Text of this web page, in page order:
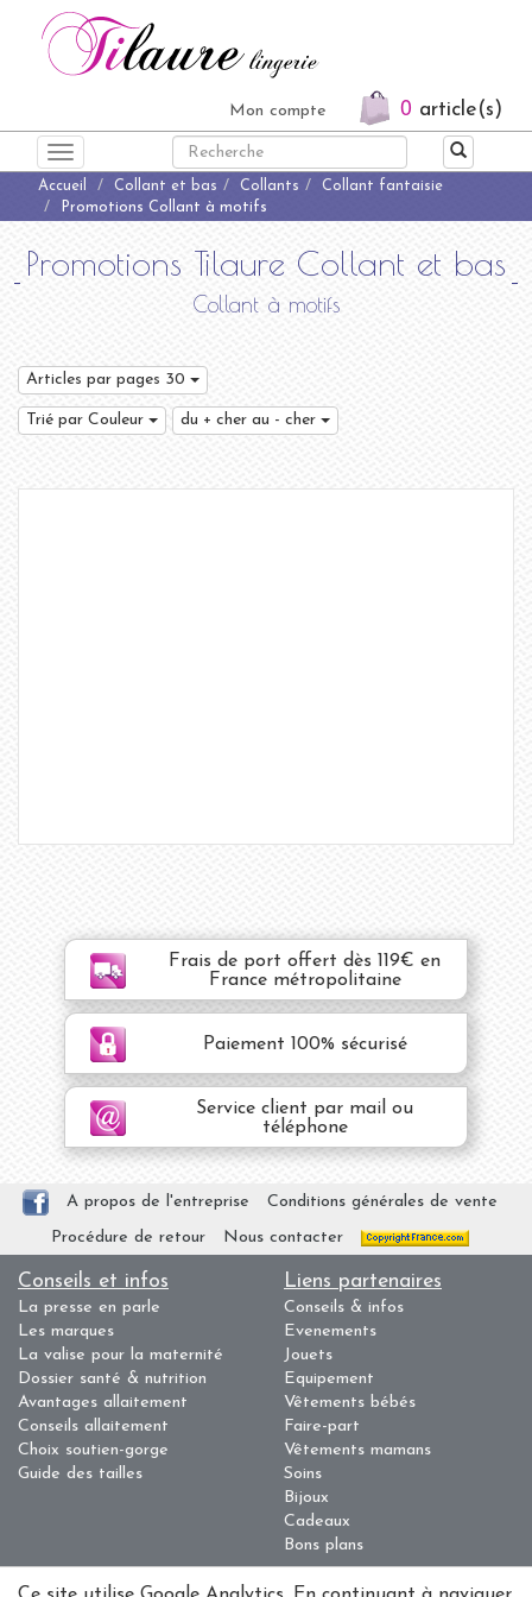
Mon compte 0 article(s)
Toggle
navigation
Accueil Collant et bas Collants
Collant fantaisie
Promotions Collant à motifs
Promotions Tilaure Collant et bas
Collant à motifs
Articles par pages 30
Trié par Couleur du + cher au - cher
Frais de port offert dès 119€ en
France métropolitaine
Paiement 100% sécurisé
Service client par mail ou
téléphone
A propos de l'entreprise Conditions générales de vente
Procédure de retour Nous contacter
Conseils et infos
La presse en parle
Les marques
La valise pour la maternité
Dossier santé & nutrition
Avantages allaitement
Conseils allaitement
Choix soutien-gorge
Guide des tailles
Liens partenaires
Conseils & infos
Evenements
Jouets
Equipement
Vêtements bébés
Faire-part
Vêtements mamans
Soins
Bijoux
Cadeaux
Bons plans